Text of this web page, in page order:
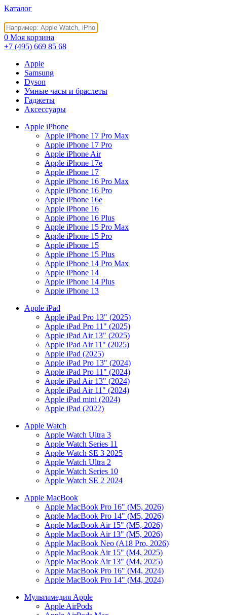
Каталог
0 Моя корзина
+7 (495) 669 85 68
Apple
Samsung
Dyson
Умные часы и браслеты
Гаджеты
Аксессуары
Apple iPhone
Apple iPhone 17 Pro Max
Apple iPhone 17 Pro
Apple iPhone Air
Apple iPhone 17e
Apple iPhone 17
Apple iPhone 16 Pro Max
Apple iPhone 16 Pro
Apple iPhone 16e
Apple iPhone 16
Apple iPhone 16 Plus
Apple iPhone 15 Pro Max
Apple iPhone 15 Pro
Apple iPhone 15
Apple iPhone 15 Plus
Apple iPhone 14 Pro Max
Apple iPhone 14
Apple iPhone 14 Plus
Apple iPhone 13
Apple iPad
Apple iPad Pro 13" (2025)
Apple iPad Pro 11" (2025)
Apple iPad Air 13" (2025)
Apple iPad Air 11" (2025)
Apple iPad (2025)
Apple iPad Pro 13" (2024)
Apple iPad Pro 11" (2024)
Apple iPad Air 13" (2024)
Apple iPad Air 11" (2024)
Apple iPad mini (2024)
Apple iPad (2022)
Apple Watch
Apple Watch Ultra 3
Apple Watch Series 11
Apple Watch SE 3 2025
Apple Watch Ultra 2
Apple Watch Series 10
Apple Watch SE 2 2024
Apple MacBook
Apple MacBook Pro 16" (M5, 2026)
Apple MacBook Pro 14" (M5, 2026)
Apple MacBook Air 15" (M5, 2026)
Apple MacBook Air 13" (M5, 2026)
Apple MacBook Neo (A18 Pro, 2026)
Apple MacBook Air 15" (M4, 2025)
Apple MacBook Air 13" (M4, 2025)
Apple MacBook Pro 16" (M4, 2024)
Apple MacBook Pro 14" (M4, 2024)
Мультимедия Apple
Apple AirPods